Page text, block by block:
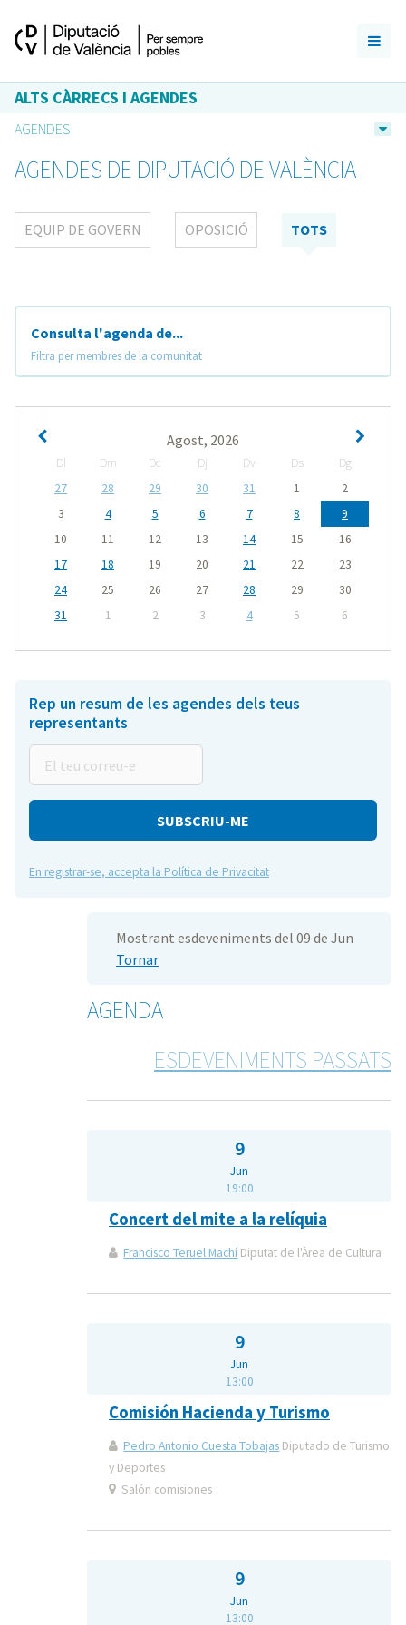
ALTS CÀRRECS I AGENDES
AGENDES
AGENDES DE DIPUTACIÓ DE VALÈNCIA
EQUIP DE GOVERN OPOSICIÓ TOTS
Consulta l'agenda de...
Filtra per membres de la comunitat
Agost, 2026
Dl Dm Dc Dj Dv Ds
Dg
27
28 29 30 31 1
2
3
4 5 6 7 8
9
10
11 12 13 14 15
16
17
18 19 20 21 22
23
24
25 26 27 28 29
30
31
1 2 3 4 5 6
Rep un resum de les agendes dels teus
representants
teu
correu-
En registrar-se, accepta la Política de Privacitat
Mostrant esdeveniments del 09 de Jun
Tornar
AGENDA
ESDEVENIMENTS PASSATS
9
Jun
19:00
Concert del mite a la relíquia
Francisco Teruel Machí Diputat de l'Àrea de Cultura
9
Jun
13:00
Comisión Hacienda y Turismo
Pedro Antonio Cuesta Tobajas Diputado de Turismo
y Deportes
Salón comisiones
9
Jun
13:00